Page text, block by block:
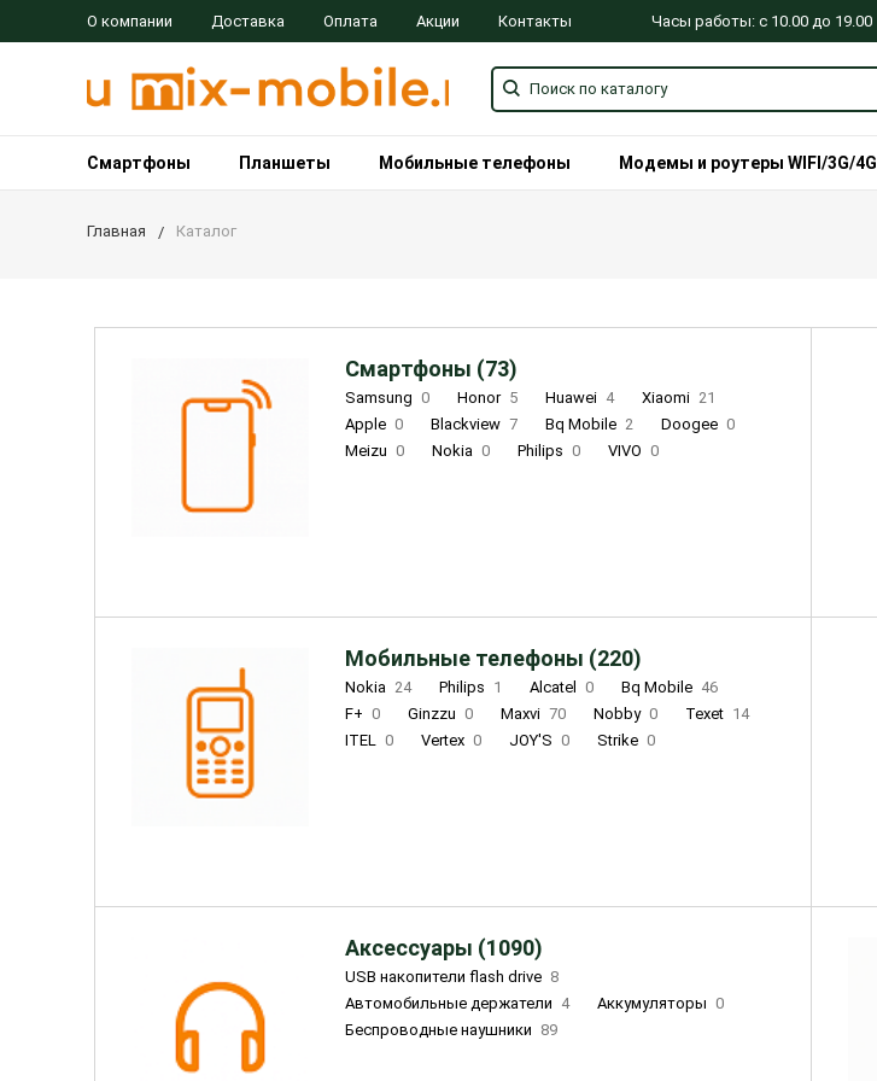
О компании Доставка Оплата Акции Контакты Часы работы: с 10.00 до 19.00
Смартфоны Планшеты Мобильные телефоны Модемы и роутеры WIFI/3G/4G
Главная Каталог
Смартфоны (73)
Samsung 0 Honor 5 Huawei 4 Xiaomi 21
Apple 0 Blackview 7 Bq Mobile 2 Doogee 0
Meizu 0 Nokia 0 Philips 0 VIVO 0
Мобильные телефоны (220)
Nokia 24 Philips 1 Alcatel 0 Bq Mobile 46
F+ 0 Ginzzu 0 Maxvi 70 Nobby 0 Texet 14
ITEL 0 Vertex 0 JOY'S 0 Strike 0
Аксессуары (1090)
USB накопители flash drive 8
Автомобильные держатели 4 Аккумуляторы 0
Беспроводные наушники 89